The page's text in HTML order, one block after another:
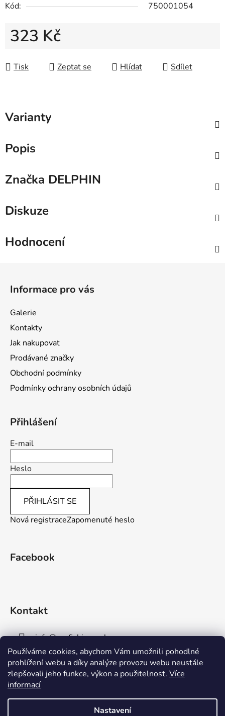
Používáme cookies, abychom Vám umožnili pohodlné
prohlížení webu a díky analýze provozu webu neustále
zlepšovali jeho funkce, výkon a použitelnost. Více
informací
Nastavení
Kód:
750001054
323 Kč
Tisk
Zeptat se Hlídat Sdílet
Varianty
Popis
Značka DELPHIN
Diskuze
Hodnocení
Informace pro vás
Galerie
Kontakty
Jak nakupovat
Prodávané značky
Obchodní podmínky
Podmínky ochrany osobních údajů
Přihlášení
E-mail
Heslo
PŘIHLÁSIT SE
Nová registraceZapomenuté heslo
Facebook
Kontakt
info@aaafishingpraha.cz
778 011 878